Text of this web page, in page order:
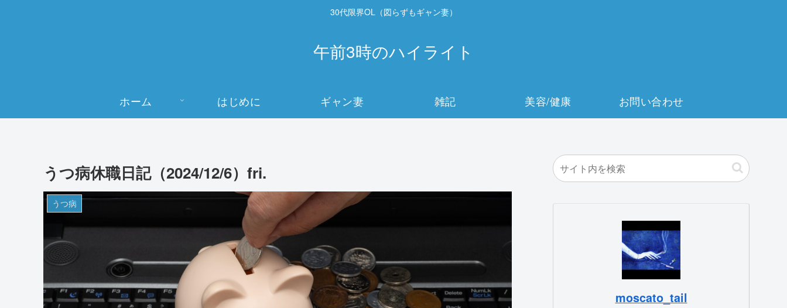
30代限界OL（図らずもギャン妻）
午前3時のハイライト
ホーム はじめに ギャン妻 雑記 美容/健康 お問い合わせ
うつ病休職日記（2024/12/6）fri.
うつ病
moscato_tail